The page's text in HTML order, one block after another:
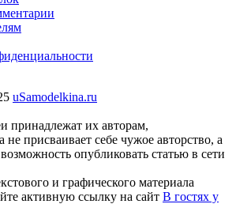
uSamodelkina.ru
принадлежат их авторам,
не присваивает себе чужое авторство, а
опубликовать статью в сети
и графического материала
активную ссылку на сайт В гостях у